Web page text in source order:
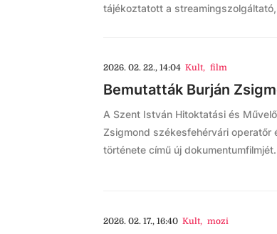
tájékoztatott a
2026. 02. 22., 14:04 Kult, film
Bemutatták Burján
A Szent István Hitoktatási és
Zsigmond székesfehérvári operatőr
története című új dokumentumfilmjét.
2026. 02. 17., 16:40 Kult, mozi